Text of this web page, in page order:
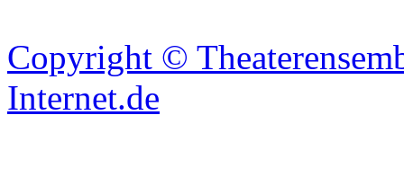
Copyright ©
Internet.de